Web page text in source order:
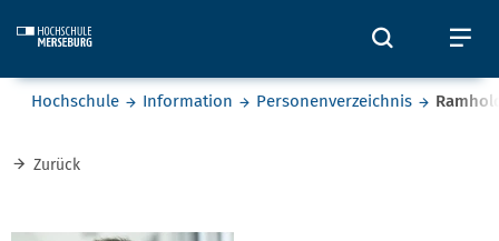
Öffnet
Sie befinden sich hier:
Hochschule Information Personenverzeichnis
Zurück